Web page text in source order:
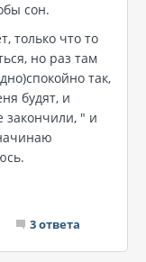
сон.
только что то
но раз там
так,
будят, и
" и
3 ответа